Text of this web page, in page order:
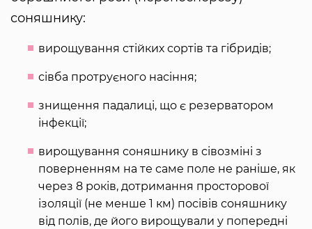
соняшнику:
вирощування стійких сортів та гібридів;
сівба протруєного насіння;
знищення падалиці, що є резерватором
інфекції;
вирощування соняшнику в сівозміні з
поверненням на те саме поле не раніше, як
через 8 років, дотримання просторової
ізоляції (не менше 1 км) посівів соняшнику
від полів, де його вирощували у попередні